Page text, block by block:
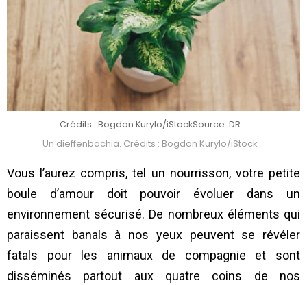
Crédits : Bogdan Kurylo/iStockSource: DR
Un dieffenbachia. Crédits : Bogdan Kurylo/iStock
Vous l’aurez compris, tel un nourrisson, votre petite
boule d’amour doit pouvoir évoluer dans un
environnement sécurisé. De nombreux éléments qui
paraissent banals à nos yeux peuvent se révéler
fatals pour les animaux de compagnie et sont
disséminés partout aux quatre coins de nos